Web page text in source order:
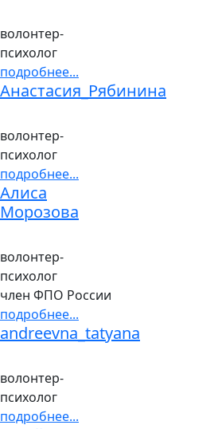
волонтер-
психолог
подробнее...
Анастасия_Рябинина
волонтер-
психолог
подробнее...
Алиса
Морозова
волонтер-
психолог
член ФПО России
подробнее...
andreevna_tatyana
волонтер-
психолог
подробнее...